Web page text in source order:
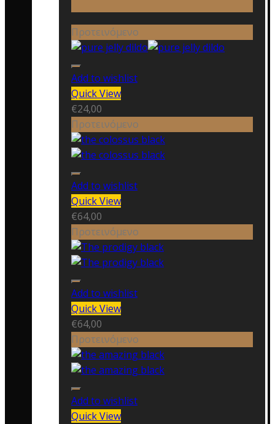
Προτεινόμενο
Add to wishlist
Quick View
€24,00
Προτεινόμενο
Add to wishlist
Quick View
€64,00
Προτεινόμενο
Add to wishlist
Quick View
€64,00
Προτεινόμενο
Add to wishlist
Quick View